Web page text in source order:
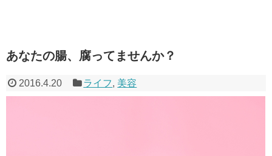
あなたの腸、腐ってませんか？
2016.4.20 ライフ, 美容